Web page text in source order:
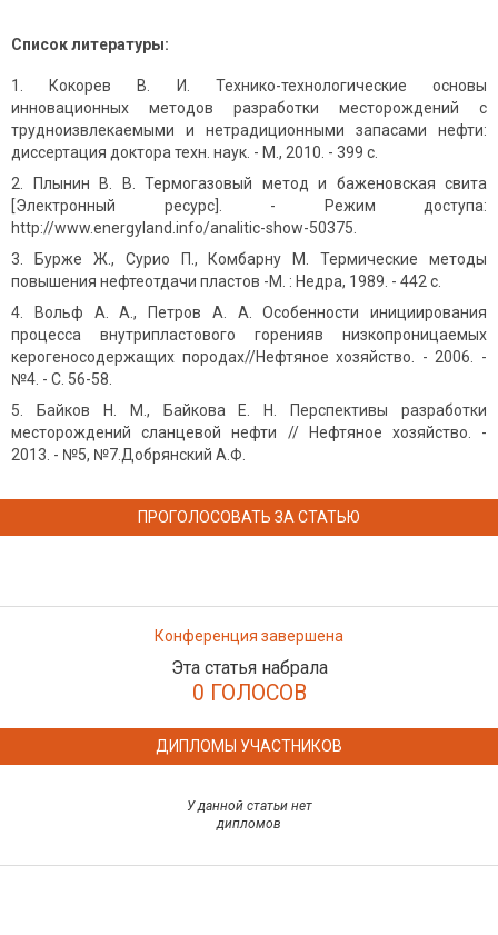
Список литературы:
Кокорев В. И. Технико-технологические основы
инновационных методов разработки месторождений с
трудноизвлекаемыми и нетрадиционными запасами нефти:
диссертация доктора техн. наук. - М., 2010. - 399 с.
Плынин В. В. Термогазовый метод и баженовская свита
[Электронный ресурс]. - Режим доступа:
http://www.energyland.info/analitic-show-50375.
Бурже Ж., Сурио П., Комбарну М. Термические методы
повышения нефтеотдачи пластов -М. : Недра, 1989. - 442 с.
Вольф А. А., Петров А. А. Особенности инициирования
процесса внутрипластового горенияв низкопроницаемых
керогеносодержащих породах//Нефтяное хозяйство. - 2006. -
№4. - С. 56-58.
Байков Н. М., Байкова Е. Н. Перспективы разработки
месторождений сланцевой нефти // Нефтяное хозяйство. -
2013. - №5, №7.Добрянский А.Ф.
ПРОГОЛОСОВАТЬ ЗА СТАТЬЮ
Конференция завершена
Эта статья набрала
0 ГОЛОСОВ
ДИПЛОМЫ УЧАСТНИКОВ
У данной статьи нет
дипломов